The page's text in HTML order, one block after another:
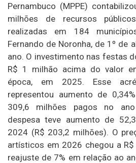
Pernambuco (MPPE)
milhões de recursos
realizadas em 184
Fernando de Noronha, de 1º de
ano. O investimento nas festas
R$ 1 milhão acima do valor
época, em 2025. Esse
representou aumento de
309,6 milhões pagos no
despesa teve aumento de
2024 (R$ 203,2 milhões). O
artísticos em 2026 chegou a
reajuste de 7% em relação ao